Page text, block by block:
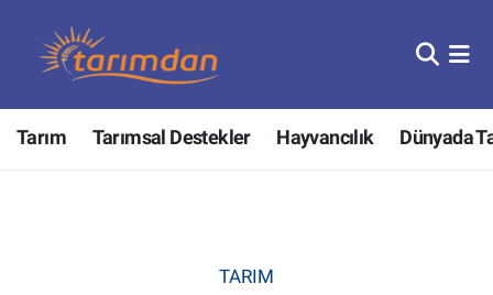
Tarım Tarımsal Destekler Hayvancılık Dünyada
TARIM
Tarım
Hayvancılık
Nöbetçi Eczaneler
Hava Durumu